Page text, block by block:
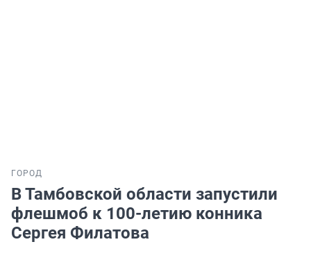
ГОРОД
В Тамбовской области запустили
флешмоб к 100-летию конника
Сергея Филатова